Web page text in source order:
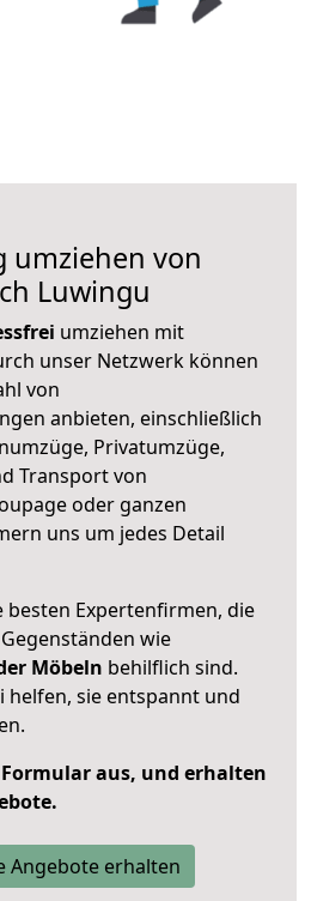
umziehen von
Luwingu
umziehen mit
unser Netzwerk können
von
anbieten, einschließlich
Privatumzüge,
Transport von
oder ganzen
uns um jedes Detail
besten Expertenfirmen, die
wie
Möbeln behilflich sind.
helfen, sie entspannt und
aus, und erhalten
Angebote erhalten